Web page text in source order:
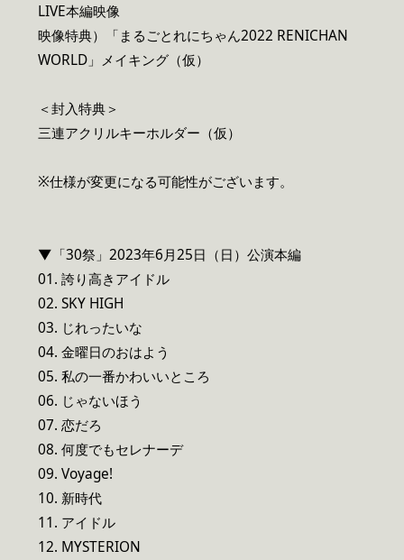
LIVE本編映像
映像特典）「まるごとれにちゃん2022 RENICHAN
WORLD」メイキング（仮）
＜封入特典＞
三連アクリルキーホルダー（仮）
※仕様が変更になる可能性がございます。
▼「30祭」2023年6月25日（日）公演本編
01. 誇り高きアイドル
02. SKY HIGH
03. じれったいな
04. 金曜日のおはよう
05. 私の一番かわいいところ
06. じゃないほう
07. 恋だろ
08. 何度でもセレナーデ
09. Voyage!
10. 新時代
11. アイドル
12. MYSTERION